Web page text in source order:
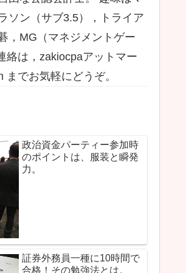
ソン（サブ3.5），トライア
，MG（マネジメントゲー
絡は，zakiocpaアットマー
までお気軽にどうぞ。
政治資金パーティー参加時
のポイントは、服装と瞬発
力。
証券外務員一種に10時間で
合格！その勉強法とは。